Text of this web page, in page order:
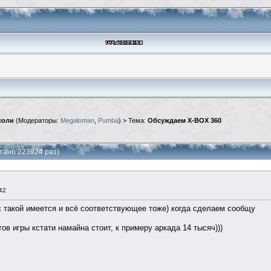
(Модераторы: Megaloman Pumba) > Тема: Обсуждаем X-BOX 360
223924 раз)
имеется и всё соответствующее тоже) когда сделаем сообщу
игры кстати намайна стоит, к примеру аркада 14 тысяч)))